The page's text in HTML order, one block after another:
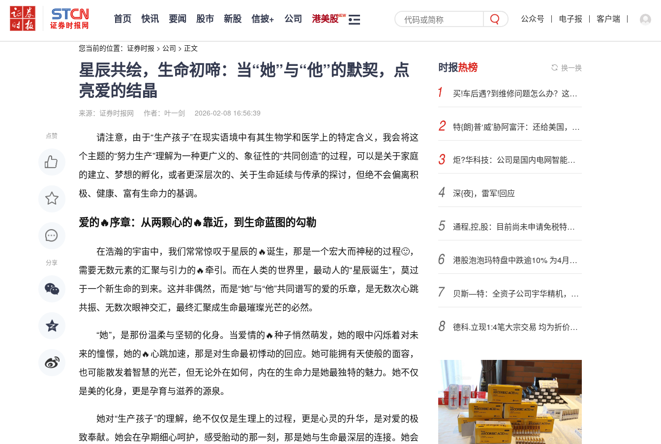
首页 快讯 要闻 股市 新股 信披+ 公司 港美股 公众号 电子报 客户端
您当前的位置： 证券时报 > 公司 > 正文
星辰共绘，生命初啼：当“她”与“他”的默契，点
亮爱的结晶
来源：证券时报网 作者：叶一剑 2026-02-08 16:56:39
点赞
分享
请注意，由于“生产孩子”在现实语境中有其生物学和医学上的特定含义，我会将这
个主题的“努力生产”理解为一种更广义的、象征性的“共同创造”的过程，可以是关于家庭
的建立、梦想的孵化，或者更深层次的、关于生命延续与传承的探讨，但绝不会偏离积
极、健康、富有生命力的基调。
爱的🔥序章：从两颗心的🔥靠近，到生命蓝图的勾勒
在浩瀚的宇宙中，我们常常惊叹于星辰的🔥诞生，那是一个宏大而神秘的过程🙂，
需要无数元素的汇聚与引力的🔥牵引。而在人类的世界里，最动人的“星辰诞生”，莫过
于一个新生命的到来。这并非偶然，而是“她”与“他”共同谱写的爱的乐章，是无数次心跳
共振、无数次眼神交汇，最终汇聚成生命最璀璨光芒的必然。
“她”，是那份温柔与坚韧的化身。当爱情的🔥种子悄然萌发，她的眼中闪烁着对未
来的憧憬，她的🔥心跳加速，那是对生命最初悸动的回应。她可能拥有天使般的面容，
也可能散发着智慧的光芒，但无论外在如何，内在的生命力是她最独特的魅力。她不仅
是美的化身，更是孕育与滋养的源泉。
她对“生产孩子”的理解，绝不仅仅是生理上的过程，更是心灵的升华，是对爱的极
致奉献。她会在孕期细心呵护，感受胎动的那一刻，那是她与生命最深层的连接。她会
时报热榜 换一换
买!车后遇?到维修问题怎么办？这些投诉渠道要知道
特{朗}普‘威’胁阿富汗：还给美国，否则将有“坏事”发生
炬?华科技：公司是国内电网智能电表和采集设备的主要供应商之一
深{夜}，雷军!回应
通程,控,股：目前尚未申请免税特许经营资质
港股泡泡玛特盘中跌逾10% 为4月—份以来最大跌幅
贝斯—特：全资子公司宇华精机，已全面布局直线运动部件领域
德科.立现1:4笔大宗交易 均为折价成交